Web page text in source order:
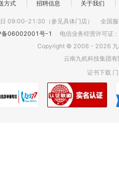
方式 招聘信息 关于我们
09:00-21:30（参见具体门店） 全国
备06002001号-1
电信业务经营许可证 :
Copyright © 2006 - 2026 九
云南九机科技集团
证书下载